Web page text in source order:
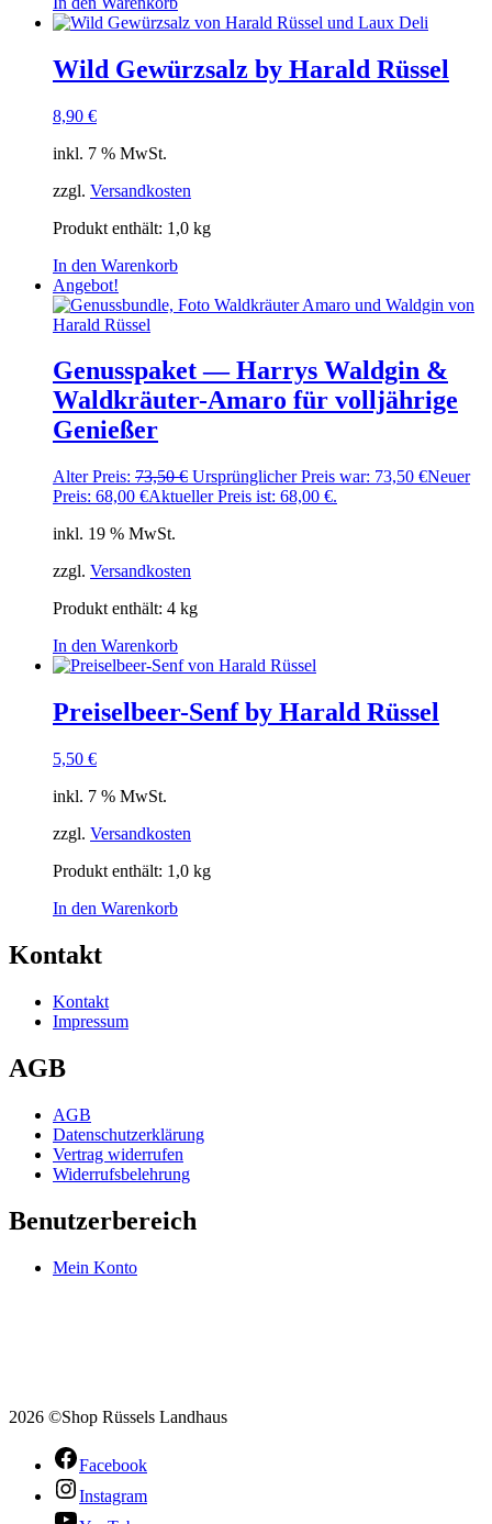
Wild Gewürzsalz by Harald Rüssel
8,90 €
inkl. 7 % MwSt.
zzgl. Versandkosten
Produkt enthält: 1,0 kg
In den Warenkorb
Angebot!
Genusspaket — Harrys Waldgin &
Waldkräuter-Amaro für volljährige
Genießer
Alter Preis: 73,50€ Ursprünglicher Preis war: 73,50 €Neuer
Preis: 68,00 €Aktueller Preis ist: 68,00 €.
inkl. 19 % MwSt.
zzgl. Versandkosten
Produkt enthält: 4 kg
In den Warenkorb
Preiselbeer-Senf by Harald Rüssel
5,50 €
inkl. 7 % MwSt.
zzgl. Versandkosten
Produkt enthält: 1,0 kg
In den Warenkorb
Kontakt
Kontakt
Impressum
AGB
AGB
Datenschutzerklärung
Vertrag widerrufen
Widerrufsbelehrung
Benutzerbereich
Mein Konto
2026 ©Shop Rüssels Landhaus
Facebook
Instagram